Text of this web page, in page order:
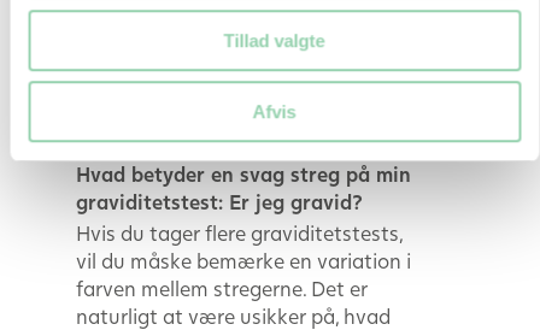
Tillad valgte
Afvis
ægløsningstest? Hvis du før har
prøvet at tage en graviditetstest er
det slet ikke det samme resultat
man ser efter, når man aflæser en
Hvad betyder en svag streg på min
graviditetstest: Er jeg gravid?
Hvis du tager flere graviditetstests,
vil du måske bemærke en variation i
farven mellem stregerne. Det er
naturligt at være usikker på, hvad